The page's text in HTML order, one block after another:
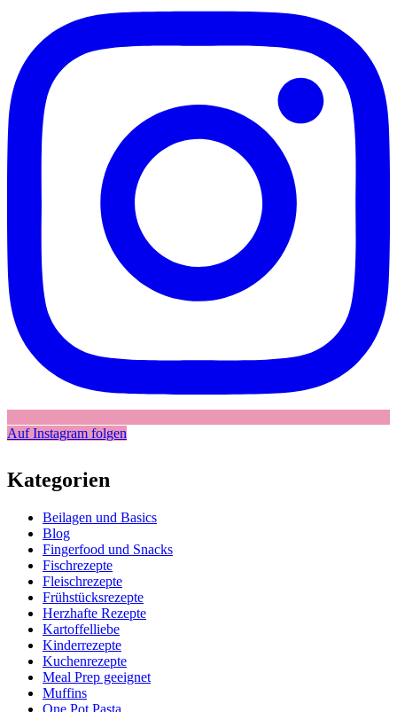
Auf Instagram folgen
Kategorien
Beilagen und Basics
Blog
Fingerfood und Snacks
Fischrezepte
Fleischrezepte
Frühstücksrezepte
Herzhafte Rezepte
Kartoffelliebe
Kinderrezepte
Kuchenrezepte
Meal Prep geeignet
Muffins
One Pot Pasta